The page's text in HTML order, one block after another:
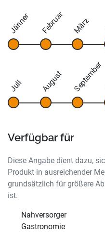
Jänner Februar März
Juli August September
Verfügbar für
Diese Angabe dient dazu,
Produkt in ausreichender
grundsätzlich für größere
ist.
Nahversorger
Gastronomie